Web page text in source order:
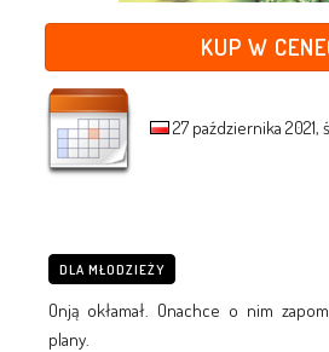
KUP W
27 października 2021,
DLA MŁODZIEŻY
Onją okłamał. Onachce o nim
plany.